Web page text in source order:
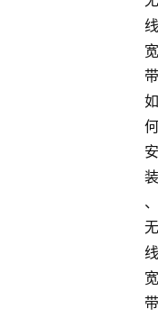
线
宽
带
如
何
安
装
、
无
线
宽
带